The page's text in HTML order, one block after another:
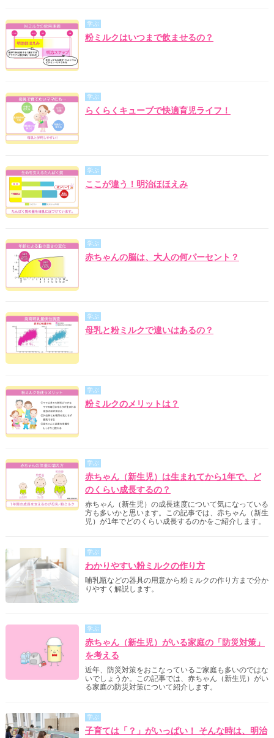
学ぶ
粉ミルクはいつまで飲ませるの？
学ぶ
らくらくキューブで快適育児ライフ！
学ぶ
ここが違う！明治ほほえみ
学ぶ
赤ちゃんの脳は、大人の何パーセント？
学ぶ
母乳と粉ミルクで違いはあるの？
学ぶ
粉ミルクのメリットは？
学ぶ
赤ちゃん（新生児）は生まれてから1年で、ど
のくらい成長するの？
赤ちゃん（新生児）の成長速度について気になっている
方も多いかと思います。この記事では、赤ちゃん（新生
児）が1年でどのくらい成長するのかをご紹介します。
学ぶ
わかりやすい粉ミルクの作り方
哺乳瓶などの器具の用意から粉ミルクの作り方まで分か
りやすく解説します。
学ぶ
赤ちゃん（新生児）がいる家庭の「防災対策」
を考える
近年、防災対策をおこなっているご家庭も多いのではな
いでしょうか。この記事では、赤ちゃん（新生児）がい
る家庭の防災対策について紹介します。
学ぶ
子育ては「？」がいっぱい！ そんな時は、明治